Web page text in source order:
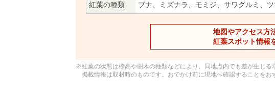
紅葉の種類 ブナ、ミズナラ、モミジ、サワグルミ、
地図やアクセス方
紅葉スポット情報
※紅葉の状態は標高や樹木の種類などにより、同地点内でも差が生じる
掲載情報は取材時のものです。おでかけ前に現地へ確認することをお